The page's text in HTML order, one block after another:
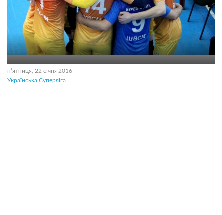
пʼятниця, 22 січня 2016
Українська Суперліга